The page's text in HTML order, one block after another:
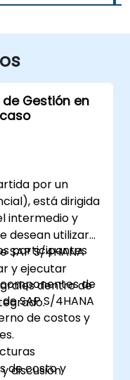
de Gestión en
por un
está dirigida
intermedio y
desean utilizar
SAP S/4HANA
y ejecutar
dentro de
participantes
de
SAP S/4HANA
de costos y
de costo y
discusión